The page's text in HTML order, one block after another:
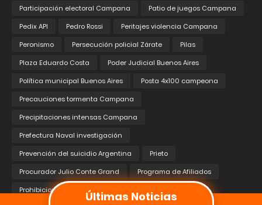
Últimas Noticias
Participación electoral Campana
Patio de juegos Campana
Pedix API
Pedro Rossi
Peritajes violencia Campana
Peronismo
Persecución policial Zárate
Pilas
Plaza Eduardo Costa
Poder Judicial Buenos Aires
Política municipal Buenos Aires
Posta 4x100 campeona
Precauciones tormenta Campana
Precipitaciones intensas Campana
Prefectura Naval investigación
Prevención del suicidio Argentina
Prieto
Procurador Julio Conte Grand
Programa de Afiliados
Prohibiciones electorales en Zárate
Proteina